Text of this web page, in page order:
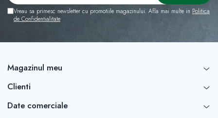
Vreau sa primesc newsletter cu promotiile magazinului. Afla mai multe in Politica
de Confidentialitate
Magazinul meu
Clienti
Date comerciale